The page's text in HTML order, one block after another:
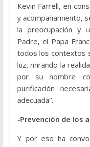
Kevin Farrell, en
y acompañamiento,
la preocupación y
Padre, el Papa
todos los contextos
luz, mirando la
por su nombre
purificación
adecuada”.
-Prevención de los
Y por eso ha